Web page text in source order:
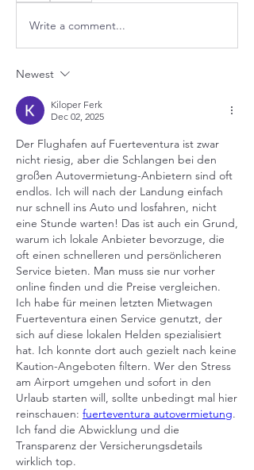
Write a comment...
Newest
Kiloper Ferk
Dec 02, 2025
Der Flughafen auf Fuerteventura ist zwar
nicht riesig, aber die Schlangen bei den
großen Autovermietung-Anbietern sind oft
endlos. Ich will nach der Landung einfach
nur schnell ins Auto und losfahren, nicht
eine Stunde warten! Das ist auch ein Grund,
warum ich lokale Anbieter bevorzuge, die
oft einen schnelleren und persönlicheren
Service bieten. Man muss sie nur vorher
online finden und die Preise vergleichen.
Ich habe für meinen letzten Mietwagen
Fuerteventura einen Service genutzt, der
sich auf diese lokalen Helden spezialisiert
hat. Ich konnte dort auch gezielt nach keine
Kaution-Angeboten filtern. Wer den Stress
am Airport umgehen und sofort in den
Urlaub starten will, sollte unbedingt mal hier
reinschauen: fuerteventura autovermietung.
Ich fand die Abwicklung und die
Transparenz der Versicherungsdetails
wirklich top.